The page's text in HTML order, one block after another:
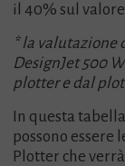
il 40% sul
* la valutazione
DesignJet 500
plotter e dal
In questa
possono essere
Plotter che